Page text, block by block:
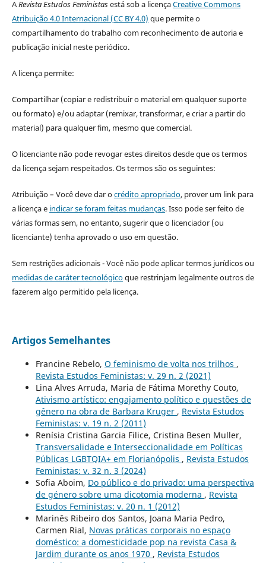
ARevista Estudos Feministasestá sob a licençaCreative Commons
Atribuição 4.0 Internacional (CC BY 4.0) que permite o
compartilhamento do trabalho com reconhecimento de autoria e
publicação inicial neste periódico.
A licença permite:
Compartilhar (copiar e redistribuir o material em qualquer suporte
ou formato) e/ou adaptar (remixar, transformar, e criar a partir do
material) para qualquer fim, mesmo que comercial.
O licenciante não pode revogar estes direitos desde que os termos
da licença sejam respeitados. Os termos são os seguintes:
Atribuição – Você deve dar ocrédito apropriado, prover um link para
a licença e indicar se foram feitas mudanças. Isso pode ser feito de
várias formas sem, no entanto, sugerir que o licenciador (ou
licenciante) tenha aprovado o uso em questão.
Sem restrições adicionais - Você não pode aplicar termos jurídicos ou
medidas de caráter tecnológicoque restrinjam legalmente outros de
fazerem algo permitido pela licença.
Artigos Semelhantes
Francine Rebelo, O feminismo de volta nos trilhos ,
Revista Estudos Feministas: v. 29 n. 2 (2021)
Lina Alves Arruda, Maria de Fátima Morethy Couto,
Ativismo artístico: engajamento político e questões de
gênero na obra de Barbara Kruger , Revista Estudos
Feministas: v. 19 n. 2 (2011)
Renísia Cristina Garcia Filice, Cristina Besen Muller,
Transversalidade e Interseccionalidade em Políticas
Públicas LGBTQIA+ em Florianópolis , Revista Estudos
Feministas: v. 32 n. 3 (2024)
Sofia Aboim, Do público e do privado: uma perspectiva
de género sobre uma dicotomia moderna , Revista
Estudos Feministas: v. 20 n. 1 (2012)
Marinês Ribeiro dos Santos, Joana Maria Pedro,
Carmen Rial, Novas práticas corporais no espaço
doméstico: a domesticidade pop na revista Casa &
Jardim durante os anos 1970 , Revista Estudos